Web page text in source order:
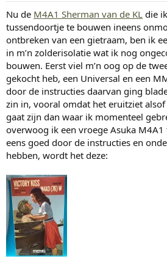
t
a
r
t
r
Nu de M4A1 Sherman van de KL die
tussendoortje te bouwen ineens
ontbreken van een gietraam, ben ik
in m’n zolderisolatie wat ik nog
bouwen. Eerst viel m’n oog op de
gekocht heb, een Universal en een
door de instructies daarvan ging
zin in, vooral omdat het eruitziet
gaat zijn dan waar ik momenteel
overwoog ik een vroege Asuka M4A1
eens goed door de instructies en
hebben, wordt het deze: